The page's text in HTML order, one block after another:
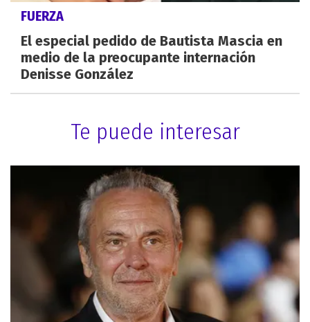
FUERZA
El especial pedido de Bautista Mascia en
medio de la preocupante internación
Denisse González
Te puede interesar